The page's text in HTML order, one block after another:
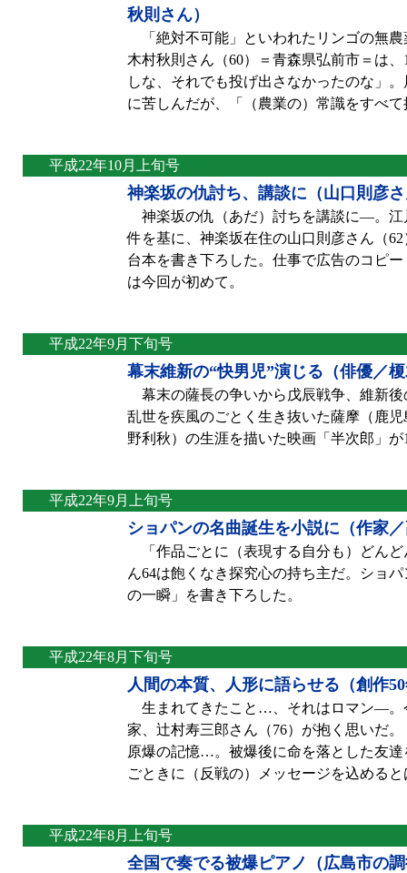
秋則さん）
「絶対不可能」といわれたリンゴの無農
木村秋則さん（60）＝青森県弘前市＝は
しな、それでも投げ出さなかったのな」
に苦しんだが、「（農業の）常識をすべ
平成22年10月上旬号
神楽坂の仇討ち、講談に（山口則彦
神楽坂の仇（あだ）討ちを講談に—。江
件を基に、神楽坂在住の山口則彦さん（
台本を書き下ろした。仕事で広告のコピ
は今回が初めて。
平成22年9月下旬号
幕末維新の“快男児”演じる（俳優／
幕末の薩長の争いから戊辰戦争、維新
乱世を疾風のごとく生き抜いた薩摩（鹿
野利秋）の生涯を描いた映画「半次郎」
平成22年9月上旬号
ショパンの名曲誕生を小説に（作家
「作品ごとに（表現する自分も）どん
ん64は飽くなき探究心の持ち主だ。ショ
の一瞬」を書き下ろした。
平成22年8月下旬号
人間の本質、人形に語らせる（創作
生まれてきたこと…、それはロマン—。
家、辻村寿三郎さん（76）が抱く思いだ
原爆の記憶…。被爆後に命を落とした友
ごときに（反戦の）メッセージを込める
平成22年8月上旬号
全国で奏でる被爆ピアノ（広島市の